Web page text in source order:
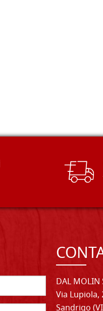
DAL MOLIN
Via Lupiola,
Sandrigo